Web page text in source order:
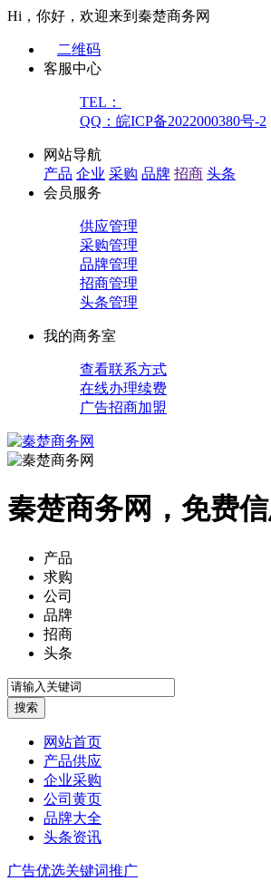
Hi，你好，欢迎来到秦楚商务网
二维码
客服中心
TEL：
QQ：皖ICP备2022000380号-2
网站导航
产品 企业 采购 品牌 招商 头条
会员服务
供应管理
采购管理
品牌管理
招商管理
头条管理
我的商务室
查看联系方式
在线办理续费
广告招商加盟
秦楚商务网，免费
产品
求购
公司
品牌
招商
头条
网站首页
产品供应
企业采购
公司黄页
品牌大全
头条资讯
广告优选关键词推广